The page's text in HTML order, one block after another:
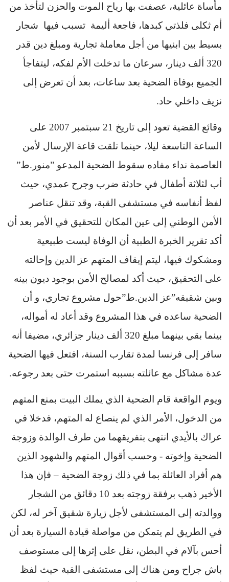
مأساة عائلية، عصفت بها رياح الموت والحزن لتأخذ من
أم ثكلى فلذتي كبدها، فاجعة أليمة تسبب فيها شجار
بسيط بين ابنيها من أجل معاملة تجارية ومبلغ دين قدر
320 ألف دينار، سرعان ما تدخلت الأم لفكه، ليتفاجأ
الجميع بوفاة الضحية بعد ساعات، بعد أن تعرض إلى
نزيف داخلي حاد.
وقائع القضية تعود إلى تاريخ 21 سبتمبر 2007 على
الساعة التاسعة ليلا، حينما تلقت قاعة الإرسال لأمن
العاصمة نداء مفاده سقوط الضحية المدعو ”منور.ط”
أب لثلاثة أطفال في حادثة ضرب وجرح عمدي، حيث
لفظ أنفاسه في مستشفى القبة، وقد تنقل عناصر
الأمن الوطني إلى عين المكان للتحقيق في الأمر بعد أن
أكد تقرير الخبرة الطبية أن الوفاة ليست طبيعية
ومشكوك فيها، ليتم إيقاف المتهم عز الدين وإحالته
على التحقيق، حيث أكد لمصالح الأمن بوجود ديون بينه
وبين شقيقه”عز الدين.ط”حول مشروع تجاري، و أن
الضحية ساعده في هذا المشروع وقد أعاد له أمواله،
بينما بقي بينهما مبلغ 320 ألف دينار جزائري، مضيفا أنه
سافر إلى فرنسا لمدة تقارب السنة، افتعل فيها الضحية
عدة مشاكل مع عائلته بسببه استمرت حتى بعد رجوعه.
ويوم الواقعة قام الضحية الذي يملك البيت بمنع المتهم
من الدخول، الأمر الذي لم ينصاع له المتهم، فدخلا في
عراك بالأيدي انتهى بتفريقهما من طرف الوالدة وزوجة
الضحية وإخوته - وحسب أقوال المتهم والشهود الذين
هم أفراد العائلة بما في ذلك زوجة الضحية – فإن هذا
الأخير ذهب برفقة زوجته بعد 10 دقائق من الشجار
ووالدته إلى المستشفى لأجل زيارة شقيق آخر له، لكن
في الطريق لم يتمكن من مواصلة قيادة السيارة بعد أن
أحس بآلام في البطن، نقل على إثرها إلى مستوصف
باش جراح ومن هناك إلى مستشفى القبة حيث لفظ